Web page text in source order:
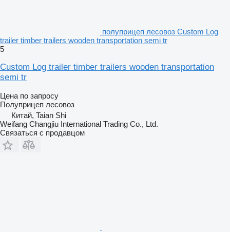
полуприцеп лесовоз Custom Log
trailer timber trailers wooden transportation semi tr
5
Custom Log trailer timber trailers wooden transportation
semi tr
Цена по запросу
Полуприцеп лесовоз
Китай, Taian Shi
Weifang Changjiu International Trading Co., Ltd.
Связаться с продавцом